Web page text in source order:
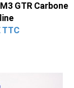
GTR Carbone
TTC